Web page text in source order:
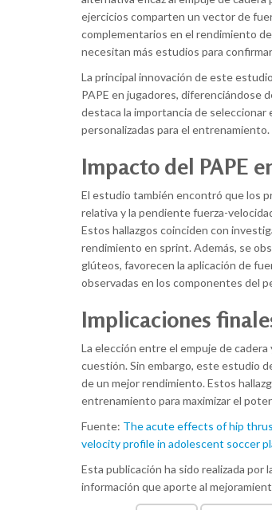
ejercicios comparten un vector de
complementarios en el rendimiento
necesitan más estudios para
La principal innovación de este
PAPE en jugadores, diferenciándose
destaca la importancia de
personalizadas para el entrenamiento.
Impacto del PAPE
El estudio también encontró que los
relativa y la pendiente fuerza-
Estos hallazgos coinciden con
rendimiento en sprint. Además, se
glúteos, favorecen la aplicación de
observadas en los componentes del
Implicaciones
La elección entre el empuje de
cuestión. Sin embargo, este estudio
de un mejor rendimiento. Estos
entrenamiento para maximizar el
Fuente: The acute effects of hip
velocity profile in adolescent soccer
Esta publicación ha sido realizada por
información que aporte al